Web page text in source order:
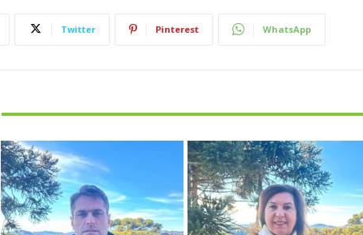
Twitter Pinterest WhatsApp